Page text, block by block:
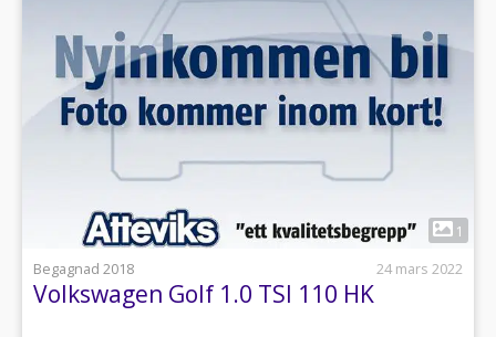
1
Begagnad 2018
24 mars 2022
Volkswagen Golf 1.0 TSI 110 HK